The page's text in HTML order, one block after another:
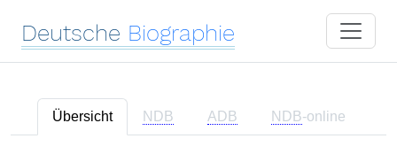
Deutsche Biographie
Übersicht NDB ADB NDB-online